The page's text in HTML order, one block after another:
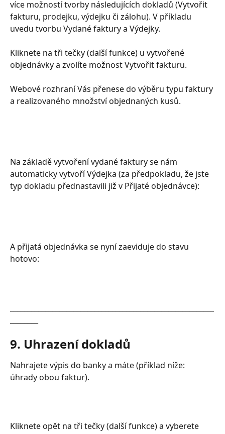
více možností tvorby následujících dokladů (Vytvořit
fakturu, prodejku, výdejku či zálohu). V příkladu
uvedu tvorbu Vydané faktury a Výdejky.
Kliknete na tři tečky (další funkce) u vytvořené
objednávky a zvolíte možnost Vytvořit fakturu.
Webové rozhraní Vás přenese do výběru typu faktury
a realizovaného množství objednaných kusů.
Na základě vytvoření vydané faktury se nám
automaticky vytvoří Výdejka (za předpokladu, že jste
typ dokladu přednastavili již v Přijaté objednávce):
A přijatá objednávka se nyní zaeviduje do stavu
hotovo:
9. Uhrazení dokladů
Nahrajete výpis do banky a máte (příklad níže:
úhrady obou faktur).
Kliknete opět na tři tečky (další funkce) a vyberete